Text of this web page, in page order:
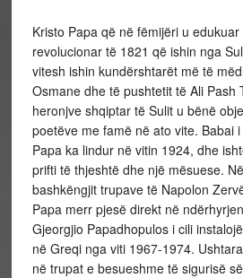
Kristo Papa që në fëmijëri u
revolucionar të 1821 që ishin nga
vitesh ishin kundërshtarët më të
Osmane dhe të pushtetit të Ali Pash
heronjve shqiptar të Sulit u bënë
poetëve me famë në ato vite. Babai
Papa ka lindur në vitin 1924, dhe
prifti të thjeshtë dhe një mësuese.
bashkëngjit trupave të Napolon
Papa merr pjesë direkt në
Gjeorgjio Papadhopulos i cili
në Greqi nga viti 1967-1974.
në trupat e besueshme të sigurisë